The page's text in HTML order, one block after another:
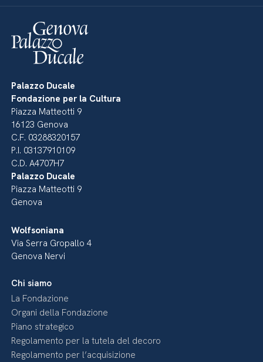
Palazzo Ducale
Fondazione per la Cultura
Piazza Matteotti 9
16123 Genova
C.F. 03288320157
P.I. 03137910109
C.D. A4707H7
Palazzo Ducale
Piazza Matteotti 9
Genova
Wolfsoniana
Via Serra Gropallo 4
Genova Nervi
Chi siamo
La Fondazione
Organi della Fondazione
Piano strategico
Regolamento per la tutela del decoro
Regolamento per l’acquisizione